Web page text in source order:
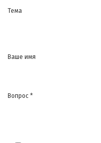
Тема
Ваше имя
Вопрос *